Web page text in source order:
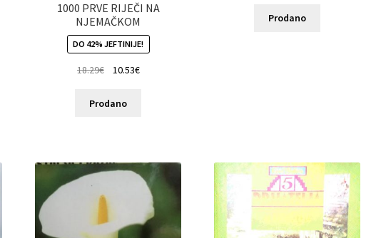
1000 PRVE RIJEČI NA
NJEMAČKOM
DO 42% JEFTINIJE!
18.29€ 10.53€
Prodano
Prodano